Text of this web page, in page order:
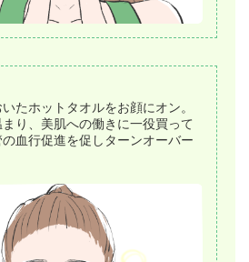
たホットタオルをお顔にオン。
り、美肌への働きに一役買って
血行促進を促しターンオーバー